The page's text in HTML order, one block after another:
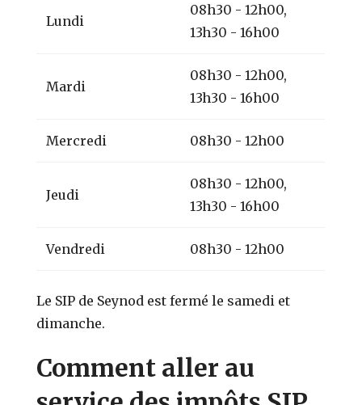
Lundi
08h30 - 12h00,
13h30 - 16h00
Mardi
08h30 - 12h00,
13h30 - 16h00
Mercredi 08h30 - 12h00
Jeudi
08h30 - 12h00,
13h30 - 16h00
Vendredi 08h30 - 12h00
Le SIP de Seynod est fermé le samedi et
dimanche.
Comment aller au